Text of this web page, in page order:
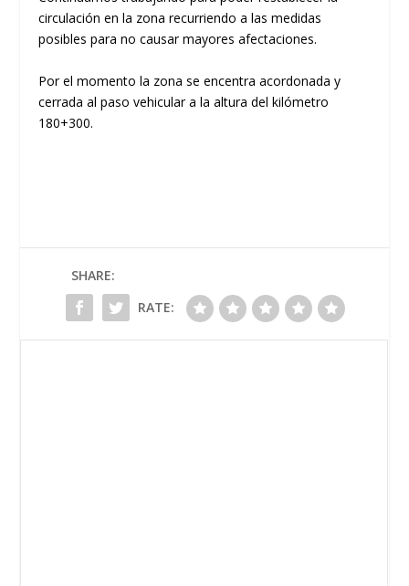
circulación en la zona recurriendo a las medidas
posibles para no causar mayores afectaciones.
Por el momento la zona se encentra acordonada y
cerrada al paso vehicular a la altura del kilómetro
180+300.
SHARE:
RATE: